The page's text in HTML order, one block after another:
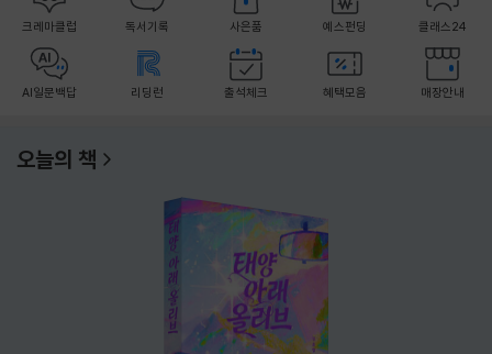
크레마클럽 독서기록 사은품 예스펀딩 클래스24
AI일문백답 리딩런 출석체크 혜택모음 매장안내
오늘의 책